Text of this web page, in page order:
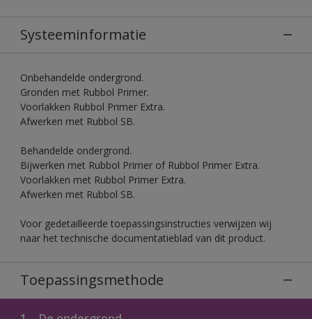
Systeeminformatie
Onbehandelde ondergrond.
Gronden met Rubbol Primer.
Voorlakken Rubbol Primer Extra.
Afwerken met Rubbol SB.
Behandelde ondergrond.
Bijwerken met Rubbol Primer of Rubbol Primer Extra.
Voorlakken met Rubbol Primer Extra.
Afwerken met Rubbol SB.
Voor gedetailleerde toepassingsinstructies verwijzen wij
naar het technische documentatieblad van dit product.
Toepassingsmethode